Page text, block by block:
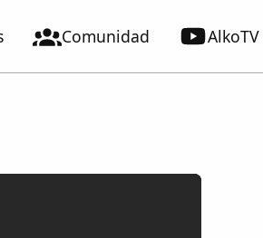
Comunidad AlkoTV